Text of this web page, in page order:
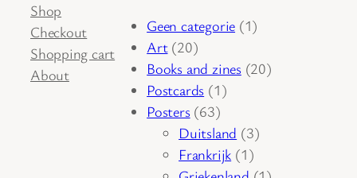
Shop
Checkout
Shopping cart
About
Geen categorie 11
Art 2020
producten
Books and zines 2020
Postcards 11
Posters 6363
producten
Duitsland 33
producten
Frankrijk 11